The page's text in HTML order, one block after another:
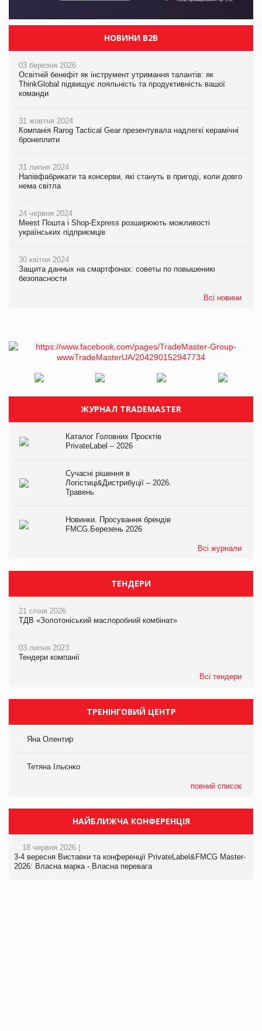
НОВИНИ B2B
03 березня 2026
Освітній бенефіт як інструмент утримання талантів: як
ThinkGlobal підвищує лояльність та продуктивність вашої
команди
31 жовтня 2024
Компанія Rarog Tactical Gear презентувала надлегкі керамічні
бронеплити
31 липня 2024
Напівфабрикати та консерви, які стануть в пригоді, коли довго
нема світла
24 червня 2024
Meest Пошта і Shop-Express розширюють можливості
українських підприємців
30 квітня 2024
Защита данных на смартфонах: советы по повышению
безопасности
Всі новини
ЖУРНАЛ TRADEMASTER
Каталог Головних Проєктів
PrivateLabel – 2026
Сучасні рішення в
Логістиці&Дистрибуції – 2026.
Травень
Новинки. Просування брендів
FMCG.Березень 2026
Всі журнали
ТЕНДЕРИ
21 січня 2026
ТДВ «Золотоніський маслоробний комбінат»
03 липня 2023
Тендери компанії
Всі тендери
ТРЕНІНГОВИЙ ЦЕНТР
Яна Олентир
Тетяна Ільєнко
повний список
НАЙБЛИЖЧА КОНФЕРЕНЦІЯ
18 червня 2026 |
3-4 вересня Виставки та конференції PrivateLabel&FMCG Master-
2026: Власна марка - Власна перевага